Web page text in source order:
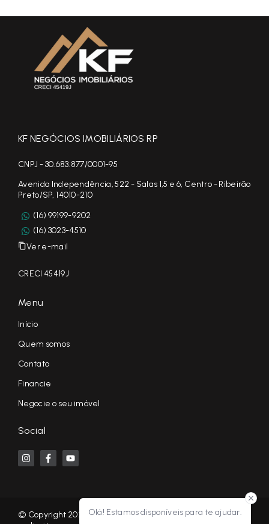
Olá! Estamos disponíveis para te ajudar.
KF NEGÓCIOS IMOBILIÁRIOS RP
CNPJ - 30.683.877/0001-95
Avenida Independência, 522 - Salas 1,5 e 6, Centro - Ribeirão
Preto/SP, 14010-210
(16) 99199-9202
(16) 3023-4510
Ver e-mail
CRECI 45419J
Menu
Início
Quem somos
Contato
Financie
Negocie o seu imóvel
Social
© Copyright 2026 - KF NEGÓCIOS IMOBILIÁRIOS RP - Todos